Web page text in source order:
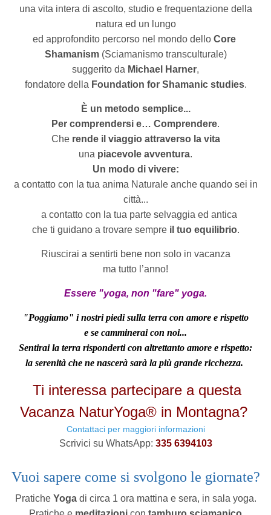
una vita intera di ascolto, studio e frequentazione della
natura ed un lungo
ed approfondito percorso nel mondo dello Core
Shamanism (Sciamanismo transculturale)
suggerito da Michael Harner,
fondatore della Foundation for Shamanic studies.
È un metodo semplice...
Per comprendersi e… Comprendere.
Che rende il viaggio attraverso la vita
una piacevole avventura.
Un modo di vivere:
a contatto con la tua anima Naturale anche quando sei in
città...
a contatto con la tua parte selvaggia ed antica
che ti guidano a trovare sempreil tuo equilibrio.
Riuscirai a sentirti bene non solo in vacanza
ma tutto l’anno!
Essere "yoga, non "fare" yoga.
"Poggiamo" i nostri piedi sulla terra con amore e rispetto
e se camminerai con noi...
Sentirai la terra risponderti con altrettanto amore e rispetto:
la serenità che ne nascerà sarà la più grande ricchezza.
Ti interessa partecipare a questa
Vacanza NaturYoga® in Montagna?
Contattaci per maggiori informazioni
Scrivici su WhatsApp: 335 6394103
Vuoi sapere come si svolgono le giornate?
Pratiche Yogadi circa 1 ora mattina e sera, in sala yoga.